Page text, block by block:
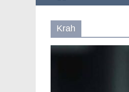
Krah